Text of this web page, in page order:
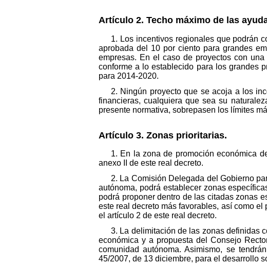
Artículo 2. Techo máximo de las
1. Los incentivos regionales que podrán
aprobada del 10 por ciento para grandes
empresas. En el caso de proyectos con
conforme a lo establecido para los grandes
para 2014-2020.
2. Ningún proyecto que se acoja a los
financieras, cualquiera que sea su
presente normativa, sobrepasen los límites
Artículo 3. Zonas prioritarias.
1. En la zona de promoción económica
anexo II de este real decreto.
2. La Comisión Delegada del Gobierno
autónoma, podrá establecer zonas
podrá proponer dentro de las citadas zonas
este real decreto más favorables, así como
el artículo 2 de este real decreto.
3. La delimitación de las zonas definidas
económica y a propuesta del Consejo
comunidad autónoma. Asimismo, se
45/2007, de 13 diciembre, para el desarrollo